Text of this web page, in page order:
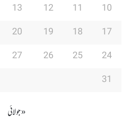
10
11
12
13
17
18
19
20
24
25
26
27
31
« جولائی